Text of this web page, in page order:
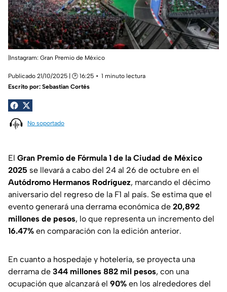
|Instagram: Gran Premio de México
Publicado 21/10/2025 | 🕑 16:25
1 minuto lectura
Escrito por: Sebastian Cortés
No soportado
El Gran Premio de Fórmula 1 de la Ciudad de México
2025 se llevará a cabo del 24 al 26 de octubre en el
Autódromo Hermanos Rodríguez, marcando el décimo
aniversario del regreso de la F1 al país. Se estima que el
evento generará una derrama económica de 20,892
millones de pesos, lo que representa un incremento del
16.47% en comparación con la edición anterior.
En cuanto a hospedaje y hotelería, se proyecta una
derrama de 344 millones 882 mil pesos, con una
ocupación que alcanzará el 90% en los alrededores del